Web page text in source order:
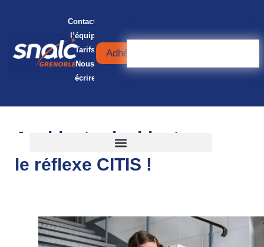
Contacter
l’équipe
Tarifs
Nous
écrire
Adhérer
Accidents, incidents : ayez
le réflexe CITIS !